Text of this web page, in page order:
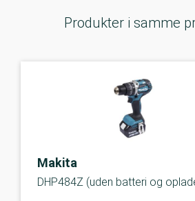
Produkter i samme
Makita
DHP484Z (uden batteri og